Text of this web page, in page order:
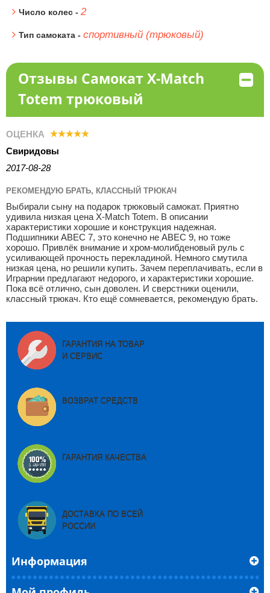
Число колес - 2
Тип самоката - спортивный (трюковый)
Отзывы Самокат X-Match
Totem трюковый
ОЦЕНКА
Свиридовы
2017-08-28
РЕКОМЕНДУЮ БРАТЬ, КЛАССНЫЙ ТРЮКАЧ
Выбирали сыну на подарок трюковый самокат. Приятно
удивила низкая цена X-Match Totem. В описании
характеристики хорошие и конструкция надежная.
Подшипники АВЕС 7, это конечно не АВЕС 9, но тоже
хорошо. Привлёк внимание и хром-молибденовый руль с
усиливающей прочность перекладиной. Немного смутила
низкая цена, но решили купить. Зачем переплачивать, если в
Играрнии предлагают недорого, и характеристики хорошие.
Пока всё отлично, сын доволен. И сверстники оценили,
классный трюкач. Кто ещё сомневается, рекомендую брать.
ГАРАНТИЯ НА ТОВАР
И СЕРВИС
ВОЗВРАТ СРЕДСТВ
ГАРАНТИЯ КАЧЕСТВА
ДОСТАВКА ПО ВСЕЙ
РОССИИ
Информация